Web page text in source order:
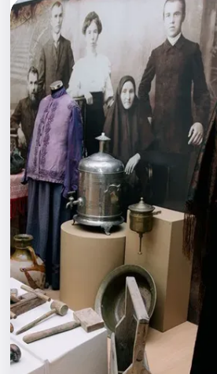
Выставки
Квесты
Экскурсии
Спорт
События
Города
Площадки
Артисты
Рейтинги